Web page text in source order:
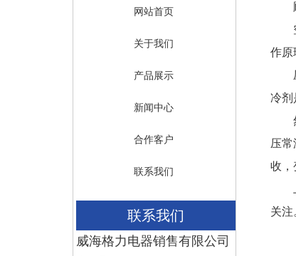
网站首页
关于我们
产品展示
新闻中心
合作客户
联系我们
联系我们
威海格力电器销售有限公司
顾
空
作原
压
冷剂
然
压
收，
上
关注